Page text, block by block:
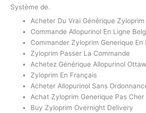
Système de.
Acheter Du Vrai Générique Zyloprim
Commande Allopurinol En Ligne
Commander Zyloprim Generique En
Zyloprim Passer La Commande
Achetez Générique Allopurinol
Zyloprim En Français
Acheter Allopurinol Sans
Achat Zyloprim Generique Pas Cher
Buy Zyloprim Overnight Delivery